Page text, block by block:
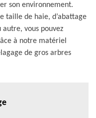
son environnement.
taille de haie, d’abattage
autre, vous pouvez
à notre matériel
de gros arbres